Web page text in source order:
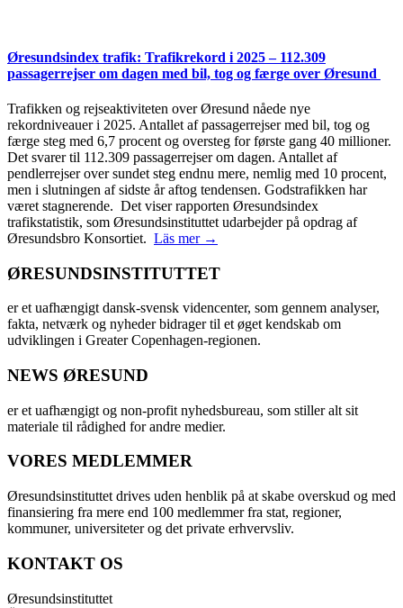
Øresundsindex trafik: Trafikrekord i 2025 – 112.309
passagerrejser om dagen med bil, tog og færge over Øresund
Trafikken og rejseaktiviteten over Øresund nåede nye
rekordniveauer i 2025. Antallet af passagerrejser med bil, tog og
færge steg med 6,7 procent og oversteg for første gang 40 millioner.
Det svarer til 112.309 passagerrejser om dagen. Antallet af
pendlerrejser over sundet steg endnu mere, nemlig med 10 procent,
men i slutningen af sidste år aftog tendensen. Godstrafikken har
været stagnerende. Det viser rapporten Øresundsindex
trafikstatistik, som Øresundsinstituttet udarbejder på opdrag af
Øresundsbro Konsortiet. Läs mer →
ØRESUNDSINSTITUTTET
er et uafhængigt dansk-svensk videncenter, som gennem analyser,
fakta, netværk og nyheder bidrager til et øget kendskab om
udviklingen i Greater Copenhagen-regionen.
NEWS ØRESUND
er et uafhængigt og non-profit nyhedsbureau, som stiller alt sit
materiale til rådighed for andre medier.
VORES MEDLEMMER
Øresundsinstituttet drives uden henblik på at skabe overskud og med
finansiering fra mere end 100 medlemmer fra stat, regioner,
kommuner, universiteter og det private erhvervsliv.
KONTAKT OS
Øresundsinstituttet